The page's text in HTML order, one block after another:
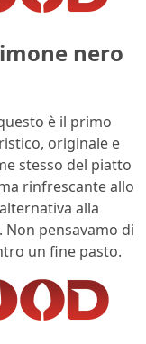
nero
è il primo
originale e
stesso del piatto
rinfrescante allo
alla
pensavamo di
un fine pasto.